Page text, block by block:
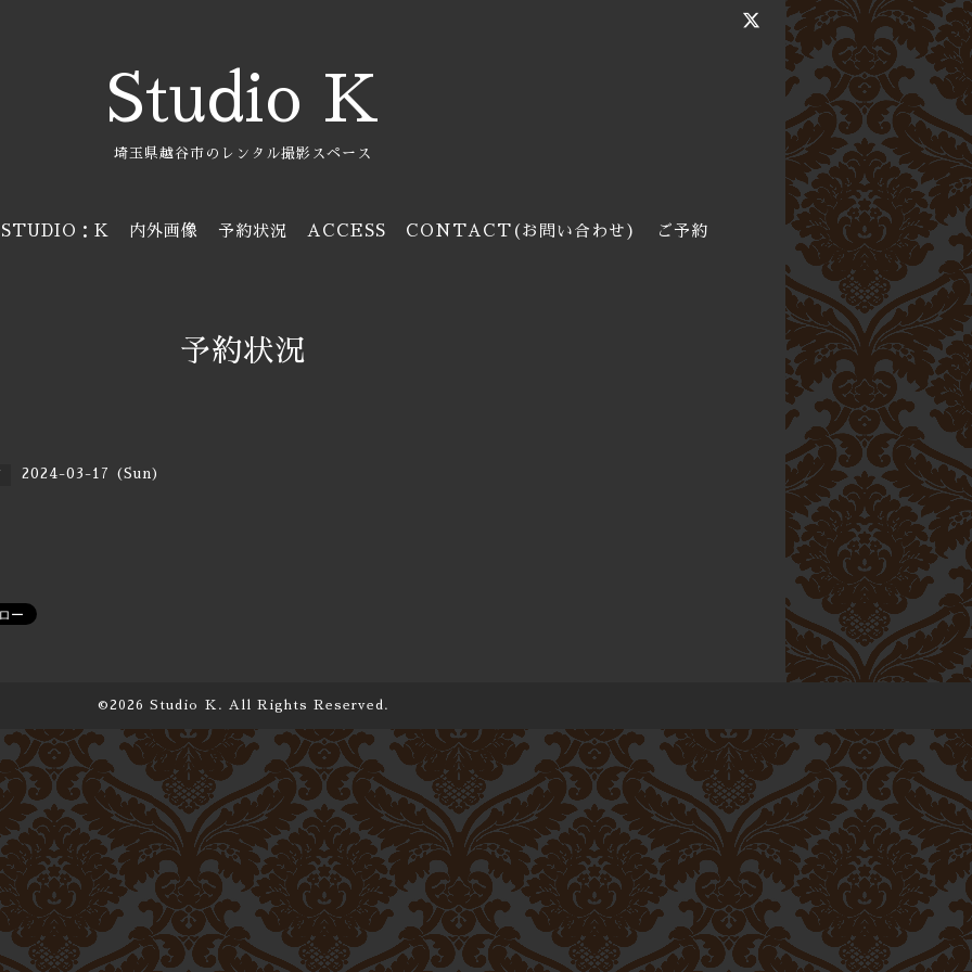
Studio K
埼玉県越谷市のレンタル撮影スペース
STUDIO：K 内外画像 予約状況 ACCESS CONTACT(お問い合わせ) ご予約
予約状況
2024-03-17 (Sun)
©2026 Studio Ｋ . All Rights Reserved.